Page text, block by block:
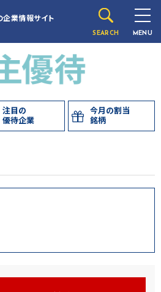
企業情報サイト
SEARCH MENU
注目の
優待企業
今月の割当
銘柄